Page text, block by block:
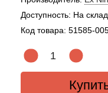
Доступность: На
Код товара: 51585-